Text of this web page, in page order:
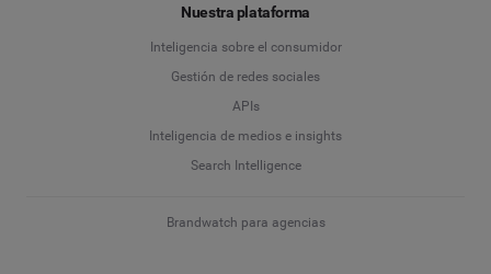
Nuestra plataforma
Inteligencia sobre el consumidor
Gestión de redes sociales
APIs
Inteligencia de medios e insights
Search Intelligence
Brandwatch para agencias